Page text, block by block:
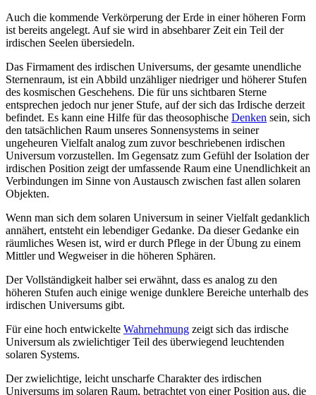
Auch die kommende Verkörperung der Erde in einer höheren Form
ist bereits angelegt. Auf sie wird in absehbarer Zeit ein Teil der
irdischen Seelen übersiedeln.
Das Firmament des irdischen Universums, der gesamte unendliche
Sternenraum, ist ein Abbild unzähliger niedriger und höherer Stufen
des kosmischen Geschehens. Die für uns sichtbaren Sterne
entsprechen jedoch nur jener Stufe, auf der sich das Irdische derzeit
befindet. Es kann eine Hilfe für das theosophische Denken sein, sich
den tatsächlichen Raum unseres Sonnensystems in seiner
ungeheuren Vielfalt analog zum zuvor beschriebenen irdischen
Universum vorzustellen. Im Gegensatz zum Gefühl der Isolation der
irdischen Position zeigt der umfassende Raum eine Unendlichkeit an
Verbindungen im Sinne von Austausch zwischen fast allen solaren
Objekten.
Wenn man sich dem solaren Universum in seiner Vielfalt gedanklich
annähert, entsteht ein lebendiger Gedanke. Da dieser Gedanke ein
räumliches Wesen ist, wird er durch Pflege in der Übung zu einem
Mittler und Wegweiser in die höheren Sphären.
Der Vollständigkeit halber sei erwähnt, dass es analog zu den
höheren Stufen auch einige wenige dunklere Bereiche unterhalb des
irdischen Universums gibt.
Für eine hoch entwickelte Wahrnehmung zeigt sich das irdische
Universum als zwielichtiger Teil des überwiegend leuchtenden
solaren Systems.
Der zwielichtige, leicht unscharfe Charakter des irdischen
Universums im solaren Raum, betrachtet von einer Position aus, die